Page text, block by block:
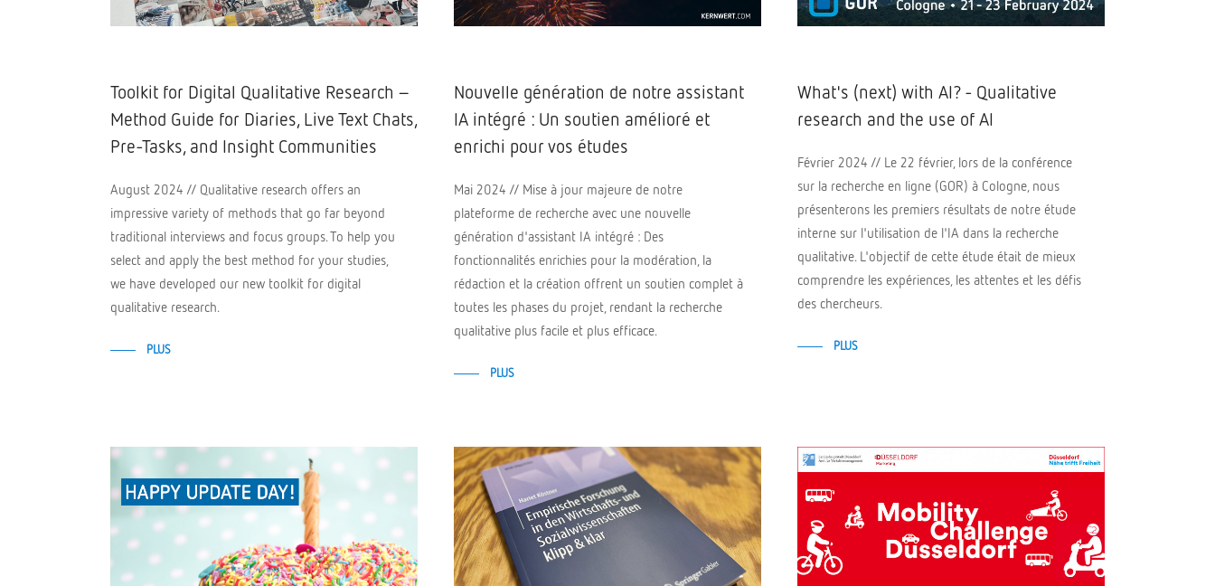
Toolkit for Digital Qualitative Research –
Method Guide for Diaries, Live Text Chats,
Pre-Tasks, and Insight Communities
August 2024 // Qualitative research offers an
impressive variety of methods that go far beyond
traditional interviews and focus groups. To help you
select and apply the best method for your studies,
we have developed our new toolkit for digital
qualitative research.
PLUS
Nouvelle génération de notre assistant
IA intégré : Un soutien amélioré et
enrichi pour vos études
Mai 2024 // Mise à jour majeure de notre
plateforme de recherche avec une nouvelle
génération d'assistant IA intégré : Des
fonctionnalités enrichies pour la modération, la
rédaction et la création offrent un soutien complet à
toutes les phases du projet, rendant la recherche
qualitative plus facile et plus efficace.
PLUS
What's (next) with AI? - Qualitative
research and the use of AI
Février 2024 // Le 22 février, lors de la conférence
sur la recherche en ligne (GOR) à Cologne, nous
présenterons les premiers résultats de notre étude
interne sur l'utilisation de l'IA dans la recherche
qualitative. L'objectif de cette étude était de mieux
comprendre les expériences, les attentes et les défis
des chercheurs.
PLUS